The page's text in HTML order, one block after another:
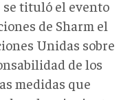
tituló el evento
de Sharm el
Unidas sobre
de los
medidas que